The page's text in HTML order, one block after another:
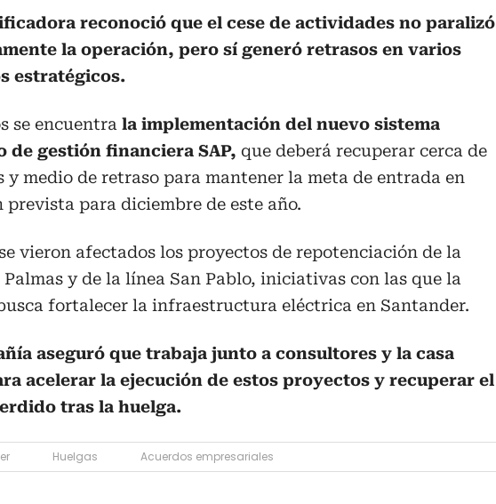
reconoció que el cese de actividades no paralizó
la operación, pero sí generó retrasos en varios
estratégicos.
se encuentra la implementación del nuevo sistema
de gestión financiera SAP, que deberá recuperar cerca de
y medio de retraso para mantener la meta de entrada en
prevista para diciembre de este año.
vieron afectados los proyectos de repotenciación de la
y de la línea San Pablo, iniciativas con las que la
fortalecer la infraestructura eléctrica en Santander.
aseguró que trabaja junto a consultores y la casa
acelerar la ejecución de estos proyectos y recuperar el
tras la huelga.
Huelgas Acuerdos empresariales